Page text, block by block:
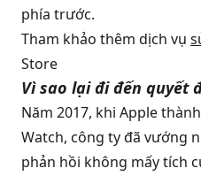
phía trước.
Tham khảo thêm dịch vụ
Store
Vì sao lại đi đến quyết
Năm 2017, khi Apple
Watch, công ty đã vướng
phản hồi không mấy tích